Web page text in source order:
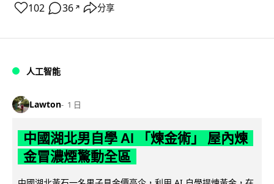
102 36 ↗ 分享
人工智能
Lawton 1 日
中國湖北男自學 AI 「煉金術」 屋內煉
金冒濃煙驚動全區